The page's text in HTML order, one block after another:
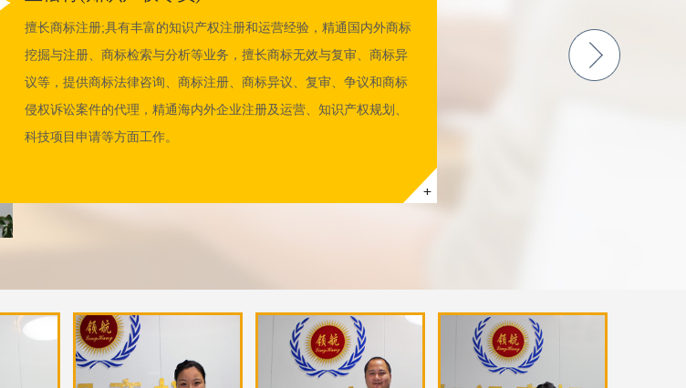
擅长：商标查询、版权登记。 在知识产权行业积累了丰富经验，在
商标申请、布局、战略、运营方面有丰富的经验，帮助企业在品牌创
新过程中有深厚的指导经验。 对专利的布局与规划、专利国际形势、
布局应用等方面具备深入的认识和知识储备，帮助你企业知识产权保
驾护航
自2012年从事知识产权商标代理到至今 专注于国内、国际商标申请业
务，详细的进行系统分析，判断，让你的商标申请确保可以通过，细
致、认真、周到的工作态度赢得了众多客户认可。提供商标法律咨
询、商标注册、商标异议、复审、争议和商标侵权诉讼案件的代理，
精通海内外企业注册及运营、知识产权规划、科技项目申请等方面工
2013年从事知识产权到至今：具有丰富的知识产权贯标辅导和运营经
验，精通国内外专利挖掘与申请、专利检索与分析等业务，擅长专利
无效与复审、企业专利管理、知识产权咨询、知识产权培训及专利侵
权诉讼相关事务。
东莞理工学院 法学系；精通专利申请、复审、无效、检索等业务，在
专利分析、挖掘、布局、预警等方面具有丰富的实践经验，累计代理
专利申请上千件，覆盖中、美、欧、日、韩等十多个国家和地区，长
期致力于为客户提供高质量、全方位的知识产权保护。
自2008年从事知识产权行业到至今，服务企业上千家。近年来专注
于知识产权行业发展的研究，知识产权战略研究等工作，为很多的大
企业及科研机构 在知识产权申请、布局、战略、运营方面有丰富的经
验，帮助企业在产品创新过程中有深厚的指导经验，并申请成功很多
发明专利及国际专利，优势亮点：专利侵权分析、专利布局申请。
擅长 专利申请、商标注册、版权登记。 在知识产权行业积累了丰富经
验，对专利的布局与规划、专利国际形势、商标布局应用等方面具备
深入的认识和知识储备，帮助你企业知识产权保驾护航。在知识产权
的保护跟布局可以给客户一个非常好的建议。
擅长商标注册;具有丰富的知识产权注册和运营经验，精通国内外商标
挖掘与注册、商标检索与分析等业务，擅长商标无效与复审、商标异
议等，提供商标法律咨询、商标注册、商标异议、复审、争议和商标
侵权诉讼案件的代理，精通海内外企业注册及运营、知识产权规划、
科技项目申请等方面工作。